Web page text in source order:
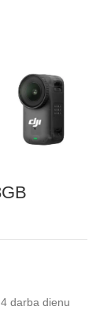
darba dienu